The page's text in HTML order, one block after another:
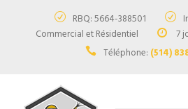
RBQ: 5664-388501
Commercial et Résidentiel
7
Téléphone: (514)